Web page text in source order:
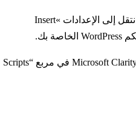
بمجرد تنشيط المكون الإضافي ، انتقل إلى الإعدادات »Insert
الآن ، تحتاج إلى نسخ ولصق رمز Microsoft Clarity في مربع “Scripts